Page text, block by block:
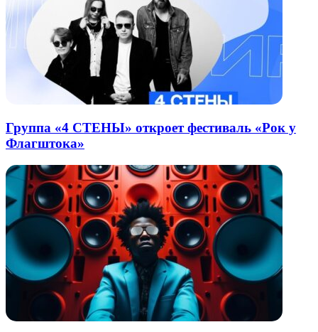
Группа «4 СТЕНЫ» откроет фестиваль «Рок у
Флагштока»